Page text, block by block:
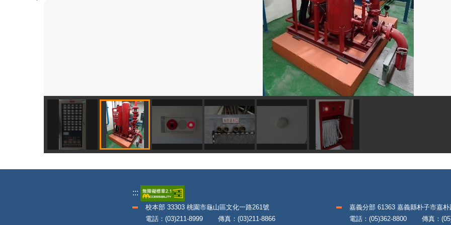
:::
校本部 33303 桃園市龜山區文化一路261號
電話：(03)211-8999 傳真：(03)211-8866
嘉義分部 61363 嘉義縣朴子市嘉朴
電話：(05)362-8800 傳真：